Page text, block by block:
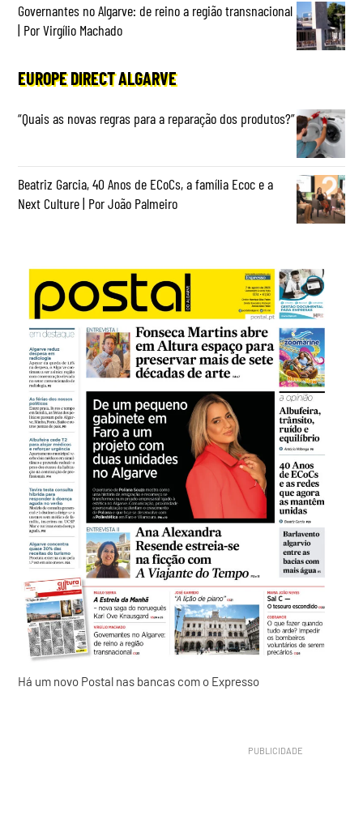
Governantes no Algarve: de reino a região transnacional
| Por Virgílio Machado
EUROPE DIRECT ALGARVE
“Quais as novas regras para a reparação dos produtos?”
Beatriz Garcia, 40 Anos de ECoCs, a família Ecoc e a
Next Culture | Por João Palmeiro
Há um novo Postal nas bancas com o Expresso